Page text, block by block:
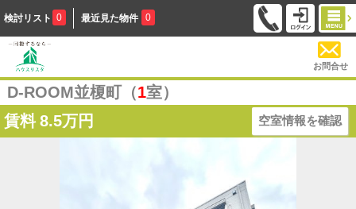
検討リスト 0 最近見た物件 0
お問合せ
D-ROOM並榎町（1室）
賃料 8.5万円 空室情報を確認